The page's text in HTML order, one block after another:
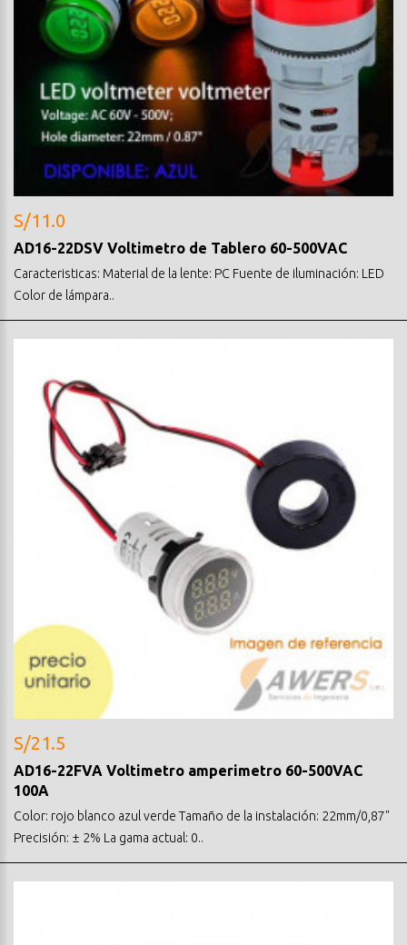
S/11.0
AD16-22DSV Voltimetro de Tablero 60-500VAC
Caracteristicas: Material de la lente: PC Fuente de iluminación: LED
Color de lámpara..
S/21.5
AD16-22FVA Voltimetro amperimetro 60-500VAC
100A
Color: rojo blanco azul verde Tamaño de la instalación: 22mm/0,87"
Precisión: ± 2% La gama actual: 0..